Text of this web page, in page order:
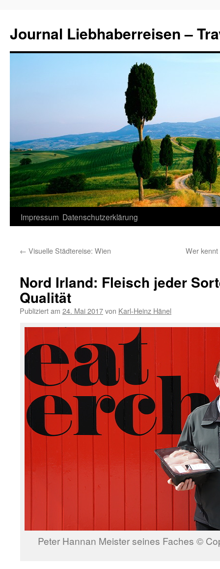
Journal Liebhaberreisen –
Zum
springen
Impressum Datenschutzerklärung
← Visuelle Städtereise: Wien Wer kennt
Nord Irland: Fleisch jeder
Qualität
Publiziert am 24. Mai 2017von Karl-Heinz Hänel
Peter Hannan Meister seines Faches ©